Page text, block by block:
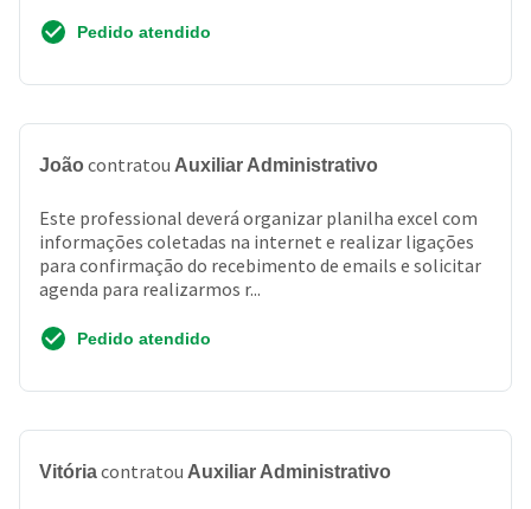
Pedido atendido
João contratou Auxiliar Administrativo
Este professional deverá organizar planilha excel com
informações coletadas na internet e realizar ligações
para confirmação do recebimento de emails e solicitar
agenda para realizarmos r...
Pedido atendido
Vitóriacontratou Auxiliar Administrativo